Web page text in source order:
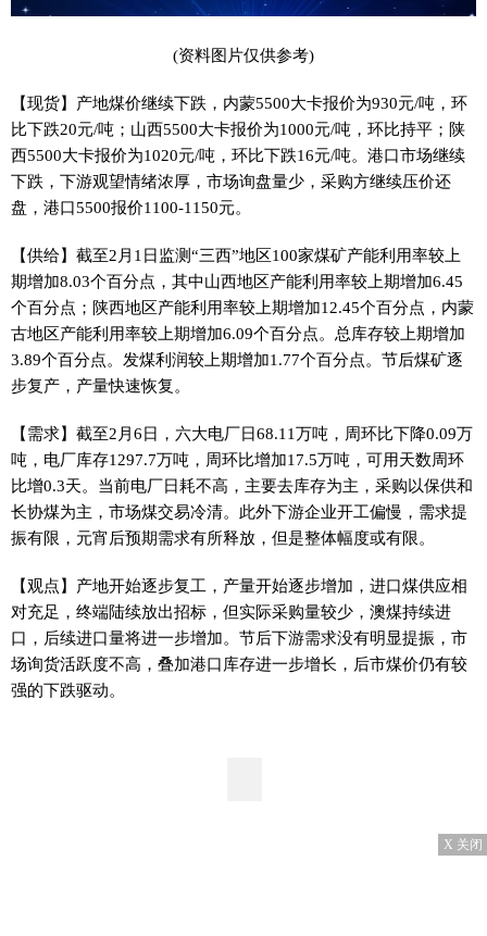
(资料图片仅供参考)
【现货】产地煤价继续下跌，内蒙5500大卡报价为930元/吨，环
比下跌20元/吨；山西5500大卡报价为1000元/吨，环比持平；陕
西5500大卡报价为1020元/吨，环比下跌16元/吨。港口市场继续
下跌，下游观望情绪浓厚，市场询盘量少，采购方继续压价还
盘，港口5500报价1100-1150元。
【供给】截至2月1日监测“三西”地区100家煤矿产能利用率较上
期增加8.03个百分点，其中山西地区产能利用率较上期增加6.45
个百分点；陕西地区产能利用率较上期增加12.45个百分点，内蒙
古地区产能利用率较上期增加6.09个百分点。总库存较上期增加
3.89个百分点。发煤利润较上期增加1.77个百分点。节后煤矿逐
步复产，产量快速恢复。
【需求】截至2月6日，六大电厂日68.11万吨，周环比下降0.09万
吨，电厂库存1297.7万吨，周环比增加17.5万吨，可用天数周环
比增0.3天。当前电厂日耗不高，主要去库存为主，采购以保供和
长协煤为主，市场煤交易冷清。此外下游企业开工偏慢，需求提
振有限，元宵后预期需求有所释放，但是整体幅度或有限。
【观点】产地开始逐步复工，产量开始逐步增加，进口煤供应相
对充足，终端陆续放出招标，但实际采购量较少，澳煤持续进
口，后续进口量将进一步增加。节后下游需求没有明显提振，市
场询货活跃度不高，叠加港口库存进一步增长，后市煤价仍有较
强的下跌驱动。
X 关闭